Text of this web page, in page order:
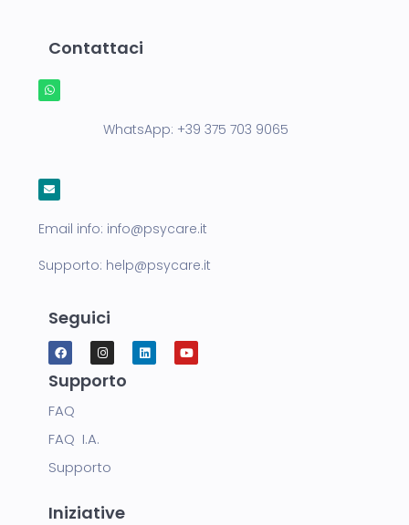
Contattaci
WhatsApp: +39 375 703 9065
Email info: info@psycare.it
Supporto: help@psycare.it
Seguici
Supporto
FAQ
FAQ I.A.
Supporto
Iniziative